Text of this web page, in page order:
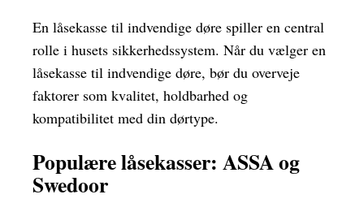
En låsekasse til indvendige døre spiller en central
rolle i husets sikkerhedssystem. Når du vælger en
låsekasse til indvendige døre, bør du overveje
faktorer som kvalitet, holdbarhed og
kompatibilitet med din dørtype.
Populære låsekasser: ASSA og
Swedoor